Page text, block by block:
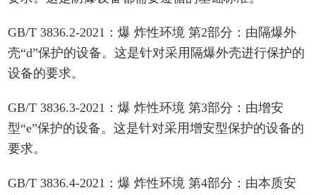
GB/T 3836.2-2021：爆 炸性环境 第2部分：由隔爆外
壳“d”保护的设备。这是针对采用隔爆外壳进行保护的
设备的要求。
GB/T 3836.3-2021：爆 炸性环境 第3部分：由增安
型“e”保护的设备。这是针对采用增安型保护的设备的
要求。
GB/T 3836.4-2021：爆 炸性环境 第4部分：由本质安